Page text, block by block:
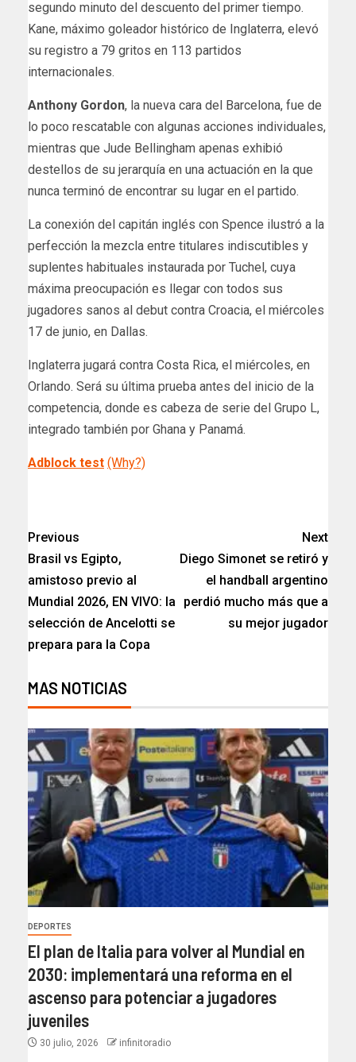
segundo minuto del descuento del primer tiempo.
Kane, máximo goleador histórico de Inglaterra, elevó
su registro a 79 gritos en 113 partidos
internacionales.
Anthony Gordon, la nueva cara del Barcelona, fue de
lo poco rescatable con algunas acciones individuales,
mientras que Jude Bellingham apenas exhibió
destellos de su jerarquía en una actuación en la que
nunca terminó de encontrar su lugar en el partido.
La conexión del capitán inglés con Spence ilustró a la
perfección la mezcla entre titulares indiscutibles y
suplentes habituales instaurada por Tuchel, cuya
máxima preocupación es llegar con todos sus
jugadores sanos al debut contra Croacia, el miércoles
17 de junio, en Dallas.
Inglaterra jugará contra Costa Rica, el miércoles, en
Orlando. Será su última prueba antes del inicio de la
competencia, donde es cabeza de serie del Grupo L,
integrado también por Ghana y Panamá.
Adblock test (Why?)
Previous
Brasil vs Egipto,
amistoso previo al
Mundial 2026, EN VIVO: la
selección de Ancelotti se
prepara para la Copa
Next
Diego Simonet se retiró y
el handball argentino
perdió mucho más que a
su mejor jugador
MAS NOTICIAS
DEPORTES
El plan de Italia para volver al Mundial en
2030: implementará una reforma en el
ascenso para potenciar a jugadores
juveniles
30 julio, 2026 infinitoradio